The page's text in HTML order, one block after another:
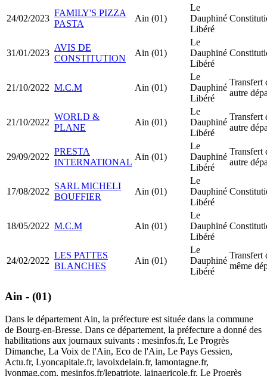
24/02/2023
FAMILY'S PIZZA
PASTA
Ain (01)
Le
Dauphiné
Libéré
31/01/2023
AVIS DE
CONSTITUTION
Ain (01)
Le
Dauphiné
Libéré
21/10/2022 M.C.M Ain (01)
Le
Dauphiné
Libéré
Transfert
autre
21/10/2022
WORLD &
PLANE
Ain (01)
Le
Dauphiné
Libéré
Transfert
autre
29/09/2022
PRESTA
INTERNATIONAL
Ain (01)
Le
Dauphiné
Libéré
Transfert
autre
17/08/2022
SARL MICHELI
BOUFFIER
Ain (01)
Le
Dauphiné
Libéré
18/05/2022 M.C.M Ain (01)
Le
Dauphiné
Libéré
24/02/2022
LES PATTES
BLANCHES
Ain (01)
Le
Dauphiné
Libéré
Transfert
même
Ain - (01)
Dans le département Ain, la préfecture est située dans la commune
de Bourg-en-Bresse. Dans ce département, la préfecture a donné des
habilitations aux journaux suivants : mesinfos.fr, Le Progrès
Dimanche, La Voix de l'Ain, Eco de l'Ain, Le Pays Gessien,
Actu.fr, Lyoncapitale.fr, lavoixdelain.fr, lamontagne.fr,
lyonmag.com, mesinfos.fr/lepatriote, lainagricole.fr, Le Progrès